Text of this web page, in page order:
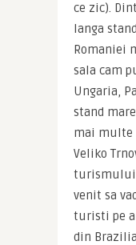
ce zic).
langa
Romaniei
sala cam
Ungaria,
stand
mai multe
Veliko
turismului
venit sa
turisti pe
din